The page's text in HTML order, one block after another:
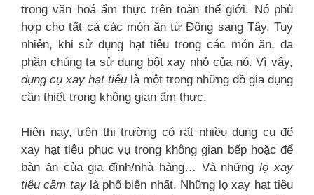
trong văn hoá ẩm thực trên toàn thế giới. Nó phù
hợp cho tất cả các món ăn từ Đông sang Tây. Tuy
nhiên, khi sử dụng hạt tiêu trong các món ăn, đa
phần chúng ta sử dụng bột xay nhỏ của nó. Vì vậy,
dụng cụ xay hạt tiêu là một trong những đồ gia dụng
cần thiết trong không gian ẩm thực.
Hiện nay, trên thị trường có rất nhiều dụng cụ để
xay hạt tiêu phục vụ trong không gian bếp hoặc để
bàn ăn của gia đình/nhà hàng… Và nhữnglọ xay
tiêu cầm taylà phổ biến nhất. Những lọ xay hạt tiêu